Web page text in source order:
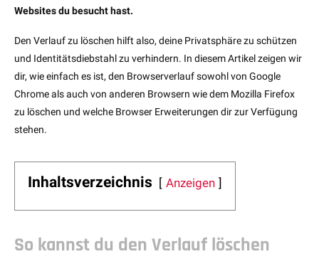
Websites du besucht hast.
Den Verlauf zu löschen hilft also, deine Privatsphäre zu schützen
und Identitätsdiebstahl zu verhindern. In diesem Artikel zeigen wir
dir, wie einfach es ist, den Browserverlauf sowohl von Google
Chrome als auch von anderen Browsern wie dem Mozilla Firefox
zu löschen und welche Browser Erweiterungen dir zur Verfügung
stehen.
Inhaltsverzeichnis Anzeigen
So kannst du den Verlauf löschen